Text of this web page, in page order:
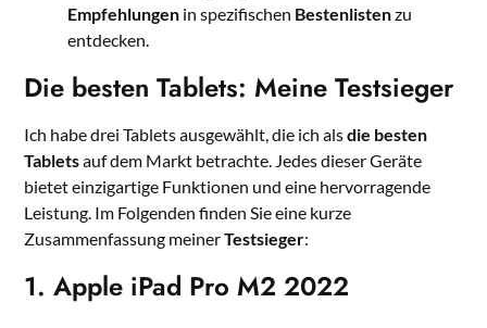
Empfehlungen in spezifischen Bestenlistenzu
entdecken.
Die besten Tablets: Meine Testsieger
Ich habe drei Tablets ausgewählt, die ich alsdie besten
Tabletsauf dem Markt betrachte. Jedes dieser Geräte
bietet einzigartige Funktionen und eine hervorragende
Leistung. Im Folgenden finden Sie eine kurze
Zusammenfassung meinerTestsieger:
1. Apple iPad Pro M2 2022